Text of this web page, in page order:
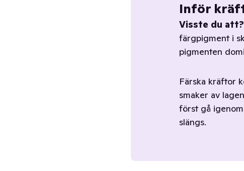
Inför
Visste du att?
färgpigment i
pigmenten
Färska kräftor
smaker av
först gå
slängs.